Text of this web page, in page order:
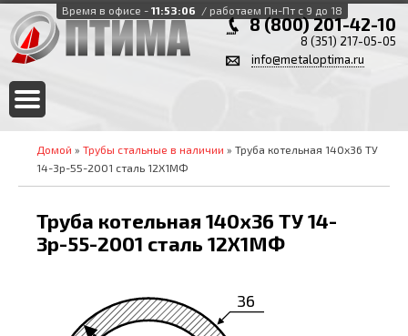
Время в офисе - 11:53:06 / работаем Пн-Пт с 9 до 18
8 (800) 201-42-10
8 (351) 217-05-05
info@metaloptima.ru
Домой » Трубы стальные в наличии » Труба котельная 140х36 ТУ
14-3р-55-2001 сталь 12Х1МФ
Труба котельная 140х36 ТУ 14-
3р-55-2001 сталь 12Х1МФ
36